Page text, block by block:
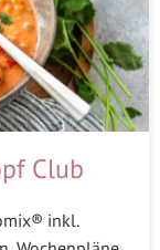
Club
inkl.